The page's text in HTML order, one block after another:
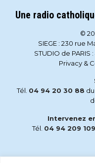
Une radio
©
SIEGE : 230 rue
STUDIO de
Privacy &
Tél. 04 94 20 30 88 du
Intervenez
Tél. 04 94 209 109